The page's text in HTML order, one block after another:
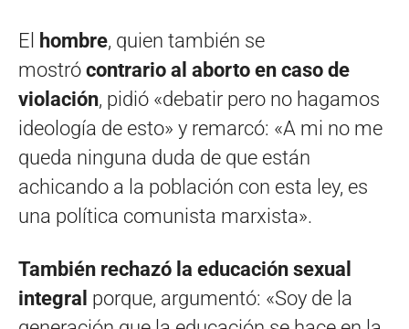
El hombre, quien también se
mostró contrario al aborto en caso de
violación, pidió «debatir pero no hagamos
ideología de esto» y remarcó: «A mi no me
queda ninguna duda de que están
achicando a la población con esta ley, es
una política comunista marxista».
También rechazó la educación sexual
integral porque, argumentó: «Soy de la